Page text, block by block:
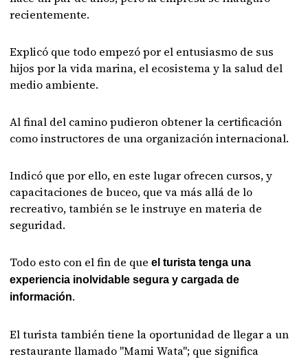
recientemente.
Explicó que todo empezó por el entusiasmo de sus
hijos por la vida marina, el ecosistema y la salud del
medio ambiente.
Al final del camino pudieron obtener la certificación
como instructores de una organización internacional.
Indicó que por ello, en este lugar ofrecen cursos, y
capacitaciones de buceo, que va más allá de lo
recreativo, también se le instruye en materia de
seguridad.
Todo esto con el fin de queel turista tenga una
experiencia inolvidable segura y cargada de
información.
El turista también tiene la oportunidad de llegar a un
restaurante llamado "Mami Wata"; que significa